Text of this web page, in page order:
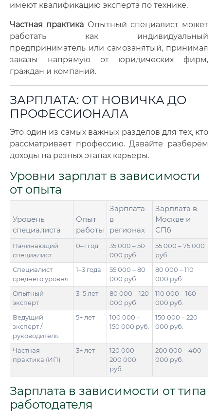
имеют квалификацию эксперта по технике.
Частная практика Опытный специалист может
работать как индивидуальный
предприниматель или самозанятый, принимая
заказы напрямую от юридических фирм,
граждан и компаний.
ЗАРПЛАТА: ОТ НОВИЧКА ДО
ПРОФЕССИОНАЛА
Это один из самых важных разделов для тех, кто
рассматривает профессию. Давайте разберём
доходы на разных этапах карьеры.
Уровни зарплат в зависимости
от опыта
Уровень
специалиста
Опыт
работы
Зарплата
в
регионах
Зарплата в
Москве и
СПб
Начинающий
специалист
0–1 год
35 000 – 50
000 руб.
55 000 – 75 000
руб.
Специалист
среднего уровня
1–3 года
55 000 – 80
000 руб.
80 000 – 110
000 руб.
Опытный
эксперт
3–5 лет
80 000 – 120
000 руб.
110 000 – 160
000 руб.
Ведущий
эксперт /
руководитель
5+ лет
100 000 –
150 000 руб.
150 000 – 220
000 руб.
Частная
практика (ИП)
3+ лет
120 000 –
200 000
руб.
200 000 – 400
000 руб.
Зарплата в зависимости от типа
работодателя